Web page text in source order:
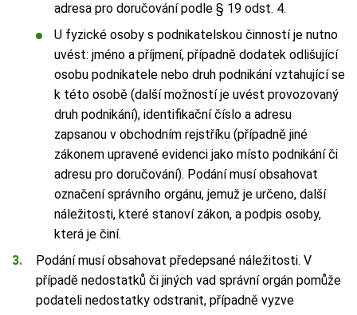
adresa pro doručování podle § 19 odst. 4.
U fyzické osoby s podnikatelskou činností je nutno
uvést: jméno a příjmení, případně dodatek odlišující
osobu podnikatele nebo druh podnikání vztahující se
k této osobě (další možností je uvést provozovaný
druh podnikání), identifikační číslo a adresu
zapsanou v obchodním rejstříku (případně jiné
zákonem upravené evidenci jako místo podnikání či
adresu pro doručování). Podání musí obsahovat
označení správního orgánu, jemuž je určeno, další
náležitosti, které stanoví zákon, a podpis osoby,
která je činí.
Podání musí obsahovat předepsané náležitosti. V
případě nedostatků či jiných vad správní orgán pomůže
podateli nedostatky odstranit, případně vyzve